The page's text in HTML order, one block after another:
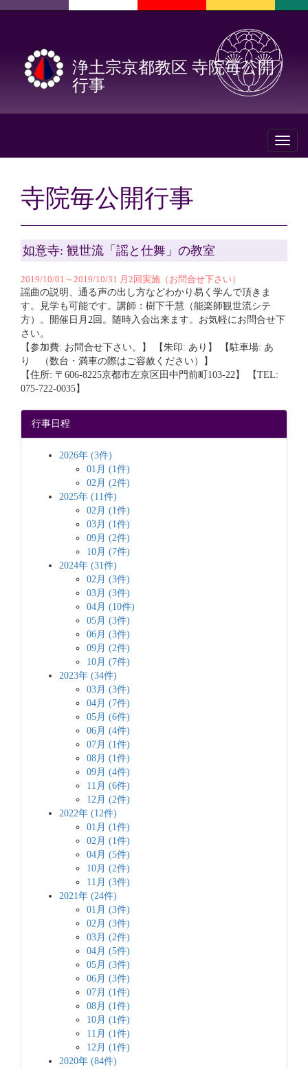
浄土宗京都教区 寺院毎公開
行事
Toggle
寺院毎公開行事
如意寺: 観世流「謡と仕舞」の教室
2019/10/01～2019/10/31 月2回実施（お問合せ下さい）
謡曲の説明、通る声の出し方などわかり易く学んで頂きま
す。見学も可能です。講師：樹下千慧（能楽師観世流シテ
方）。開催日月2回。随時入会出来ます。お気軽にお問合せ下
さい。
【参加費: お問合せ下さい。】 【朱印: あり】 【駐車場: あ
り （数台・満車の際はご容赦ください）】
【住所: 〒606-8225京都市左京区田中門前町103-22】 【TEL:
075-722-0035】
行事日程
2026年 (3件)
01月 (1件)
02月 (2件)
2025年 (11件)
02月 (1件)
03月 (1件)
09月 (2件)
10月 (7件)
2024年 (31件)
02月 (3件)
03月 (3件)
04月 (10件)
05月 (3件)
06月 (3件)
09月 (2件)
10月 (7件)
2023年 (34件)
03月 (3件)
04月 (7件)
05月 (6件)
06月 (4件)
07月 (1件)
08月 (1件)
09月 (4件)
11月 (6件)
12月 (2件)
2022年 (12件)
01月 (1件)
02月 (1件)
04月 (5件)
10月 (2件)
11月 (3件)
2021年 (24件)
01月 (3件)
02月 (3件)
03月 (2件)
04月 (5件)
05月 (3件)
06月 (3件)
07月 (1件)
08月 (1件)
10月 (1件)
11月 (1件)
12月 (1件)
2020年 (84件)